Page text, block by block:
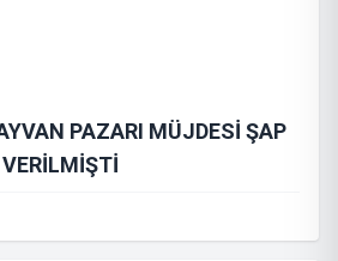
PAZARI MÜJDESİ ŞAP